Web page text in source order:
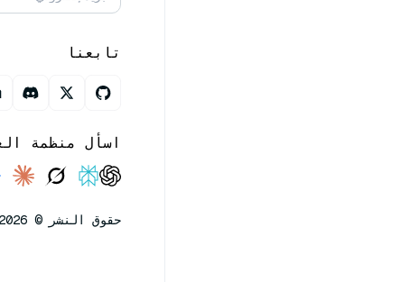
تابعنا
اسأل منظمة
حقوق النشر © Milvus. 2026 كل الحقوق محفوظة.